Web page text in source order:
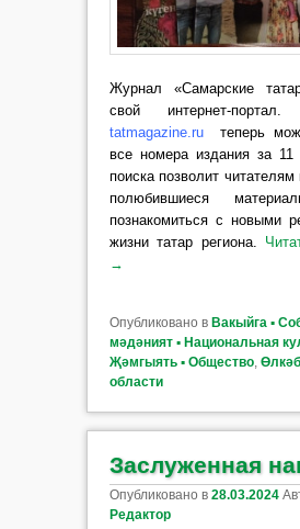
Журнал «Самарские
свой интернет-
tatmagazine.ru
теперь
все номера издания за 11
поиска позволит читателям
полюбившиеся
познакомиться с новыми
жизни татар региона.
→
Опубликовано в Вакыйга ▪
мәдәният ▪ Национальная
Җәмгыять ▪ Общество,
области
Заслуженная
Опубликовано в 28.03.2024
Редактор